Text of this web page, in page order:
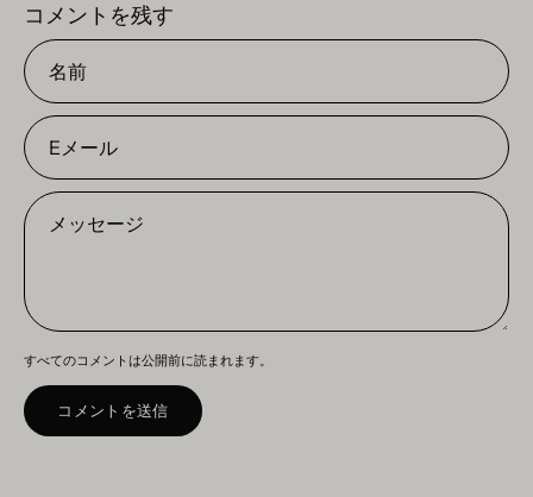
コメントを残す
名
前
E
メ
ル
メ
ー
ジ
すべてのコメントは公開前に読まれます。
コメントを送信